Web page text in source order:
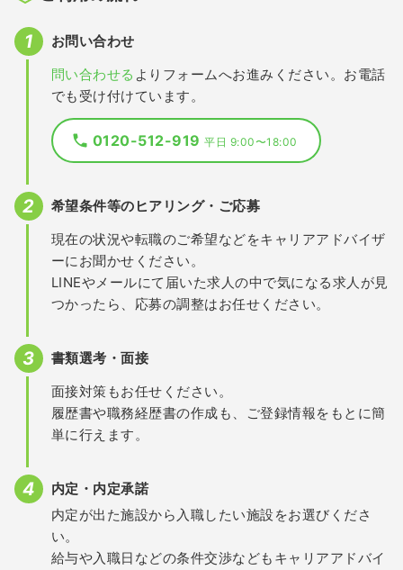
お問い合わせ
問い合わせる よりフォームへお進みください。お電話
でも受け付けています。
0120-512-919平日 9:00〜18:00
希望条件等のヒアリング・ご応募
現在の状況や転職のご希望などをキャリアアドバイザ
ーにお聞かせください。
LINEやメールにて届いた求人の中で気になる求人が見
つかったら、応募の調整はお任せください。
書類選考・面接
面接対策もお任せください。
履歴書や職務経歴書の作成も、ご登録情報をもとに簡
単に行えます。
内定・内定承諾
内定が出た施設から入職したい施設をお選びくださ
い。
給与や入職日などの条件交渉などもキャリアアドバイ